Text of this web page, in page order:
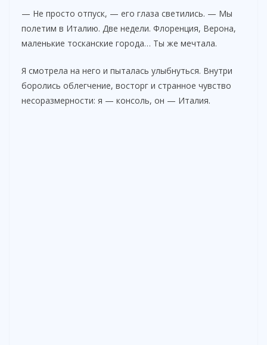
— Не просто отпуск, — его глаза светились. — Мы
полетим в Италию. Две недели. Флоренция, Верона,
маленькие тосканские города… Ты же мечтала.
Я смотрела на него и пыталась улыбнуться. Внутри
боролись облегчение, восторг и странное чувство
несоразмерности: я — консоль, он — Италия.